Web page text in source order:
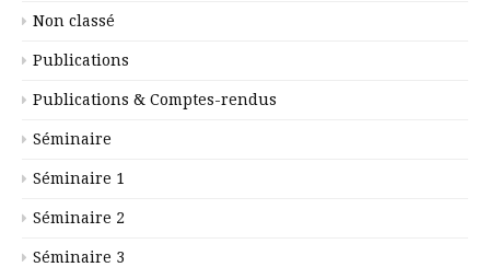
Non classé
Publications
Publications & Comptes-rendus
Séminaire
Séminaire 1
Séminaire 2
Séminaire 3